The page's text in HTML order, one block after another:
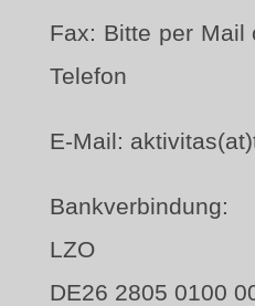
Fax: Bitte per Mail
Telefon
E-Mail:
Bankverbindung:
LZO
DE26 2805 0100